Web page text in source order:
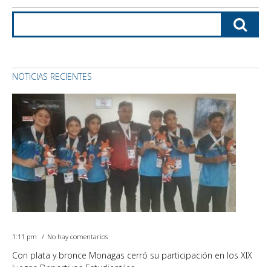
NOTICIAS RECIENTES
1:11 pm No hay comentarios
Con plata y bronce Monagas cerró su participación en los XIX